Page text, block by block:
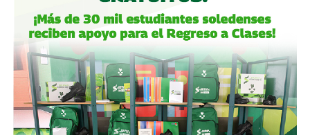
para mantener el control hasta que lo vendieron a la
francesa Vinci Airports en 2022 (El Economista, dic. 2020
y jul. 2021; Folleto Informativo Definitivo, Bolsa Mexicana
de Valores, may. 2021).
Si bien todos estos empresarios se han aliado en otras
ocasiones (en 2017 ganaron la licitación para construir
el ahora cancelado Aeropuerto de Texcoco),cuando